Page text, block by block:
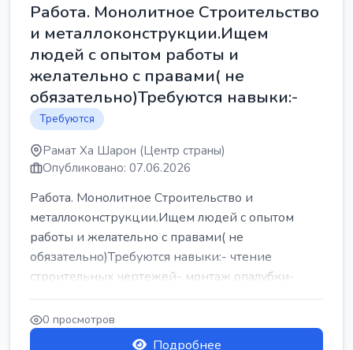
Работа. Монолитное Строительство
и металлоконструкции.Ищем
людей с опытом работы и
желательно с правами( не
обязательно)Требуются навыки:-
Требуются
Рамат Ха Шарон (Центр страны)
Опубликовано: 07.06.2026
Работа. Монолитное Строительство и
металлоконструкции.Ищем людей с опытом
работы и желательно с правами( не
обязательно)Требуются навыки:- чтение
строительных чертежей- монтаж опалубки-
армокаркасыОпл...
0 просмотров
Подробнее